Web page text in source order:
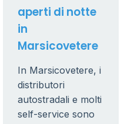
aperti di notte
in
Marsicovetere
In Marsicovetere, i
distributori
autostradali e molti
self-service sono